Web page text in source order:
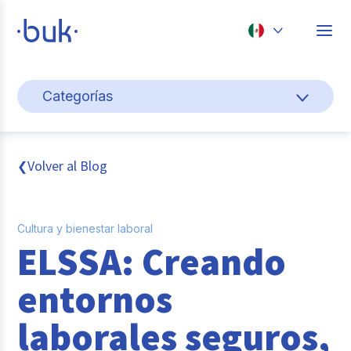
Perú
Categorías
Gestión de personas
Cultura y bienestar laboral
Transformación digital
Tendencias y data
Novedades
Entrevistas con expertos
❮Volver al Blog
Cultura y bienestar laboral
ELSSA: Creando
entornos
laborales seguros,